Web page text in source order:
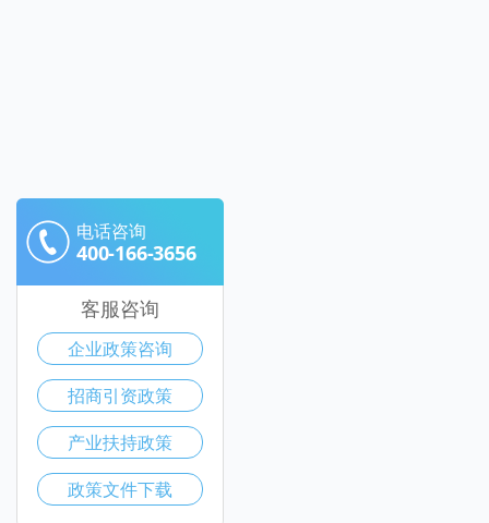
电话咨询
400-166-3656
客服咨询
企业政策咨询
招商引资政策
产业扶持政策
政策文件下载